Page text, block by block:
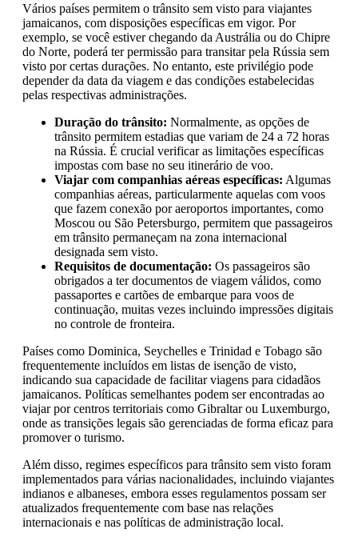
Vários países permitem o trânsito sem visto para viajantes
jamaicanos, com disposições específicas em vigor. Por
exemplo, se você estiver chegando da Austrália ou do Chipre
do Norte, poderá ter permissão para transitar pela Rússia sem
visto por certas durações. No entanto, este privilégio pode
depender da data da viagem e das condições estabelecidas
pelas respectivas administrações.
Duração do trânsito: Normalmente, as opções de
trânsito permitem estadias que variam de 24 a 72 horas
na Rússia. É crucial verificar as limitações específicas
impostas com base no seu itinerário de voo.
Viajar com companhias aéreas específicas: Algumas
companhias aéreas, particularmente aquelas com voos
que fazem conexão por aeroportos importantes, como
Moscou ou São Petersburgo, permitem que passageiros
em trânsito permaneçam na zona internacional
designada sem visto.
Requisitos de documentação: Os passageiros são
obrigados a ter documentos de viagem válidos, como
passaportes e cartões de embarque para voos de
continuação, muitas vezes incluindo impressões digitais
no controle de fronteira.
Países como Dominica, Seychelles e Trinidad e Tobago são
frequentemente incluídos em listas de isenção de visto,
indicando sua capacidade de facilitar viagens para cidadãos
jamaicanos. Políticas semelhantes podem ser encontradas ao
viajar por centros territoriais como Gibraltar ou Luxemburgo,
onde as transições legais são gerenciadas de forma eficaz para
promover o turismo.
Além disso, regimes específicos para trânsito sem visto foram
implementados para várias nacionalidades, incluindo viajantes
indianos e albaneses, embora esses regulamentos possam ser
atualizados frequentemente com base nas relações
internacionais e nas políticas de administração local.